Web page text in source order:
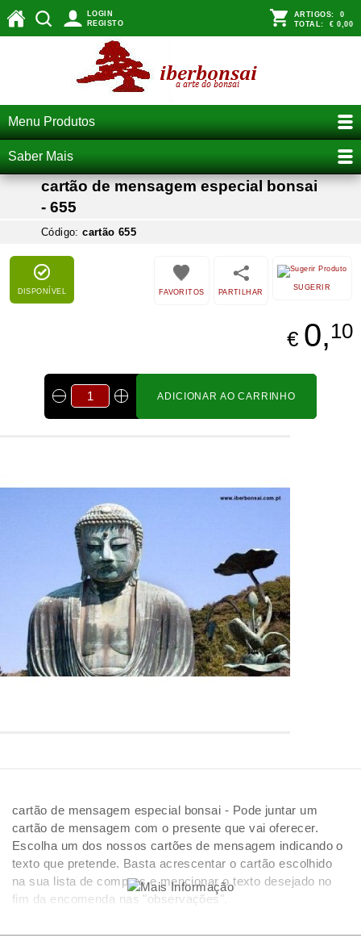
LOGIN
REGISTO
ARTIGOS: 0
TOTAL: € 0,00
Menu Produtos
Saber Mais
cartão de mensagem especial bonsai
- 655
Código:cartão 655
DISPONÍVEL SUGERIR
PARTILHAR
FAVORITOS
€ 0,10
ADICIONAR AO CARRINHO
cartão de mensagem especial bonsai - Pode juntar um
cartão de mensagem com o presente que vai oferecer.
Escolha um dos nossos cartões de mensagem indicando o
texto que pretende. Basta acrescentar o cartão escolhido
na sua lista de compras e mencionar o texto desejado no
fim da encomenda nas "observações".